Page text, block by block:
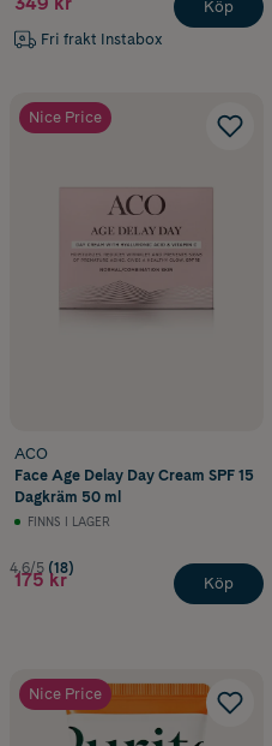
Fri frakt Instabox
Köp
Nice Price
ACO
Face Age Delay Day Cream SPF 15
Dagkräm 50 ml
FINNS I LAGER
4.6/5 (18)
175 kr Köp
Nice Price